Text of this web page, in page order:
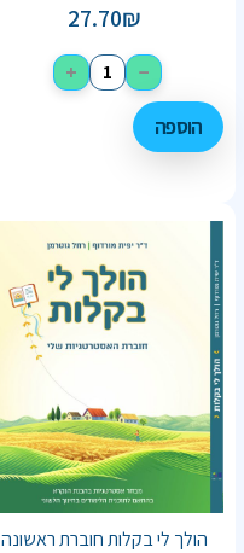
27.70₪
−
+
הוספה
הולך לי בקלות חוברת ראשונה